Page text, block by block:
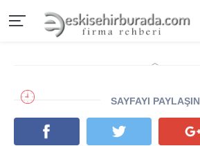
SAYFAYI PAYLAŞIN